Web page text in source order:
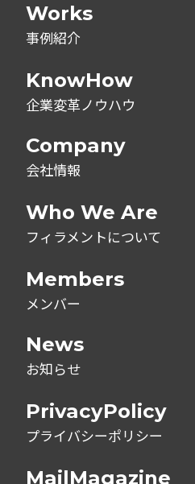
Works
事例紹介
KnowHow
企業変革ノウハウ
Company
会社情報
Who We Are
フィラメントについて
Members
メンバー
News
お知らせ
PrivacyPolicy
プライバシーポリシー
MailMagazine